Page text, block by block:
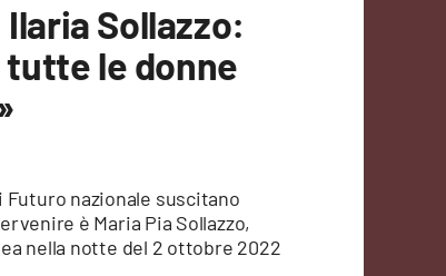
Sollazzo:
tutte le donne
nazionale suscitano
è Maria Pia Sollazzo,
nella notte del 2 ottobre 2022